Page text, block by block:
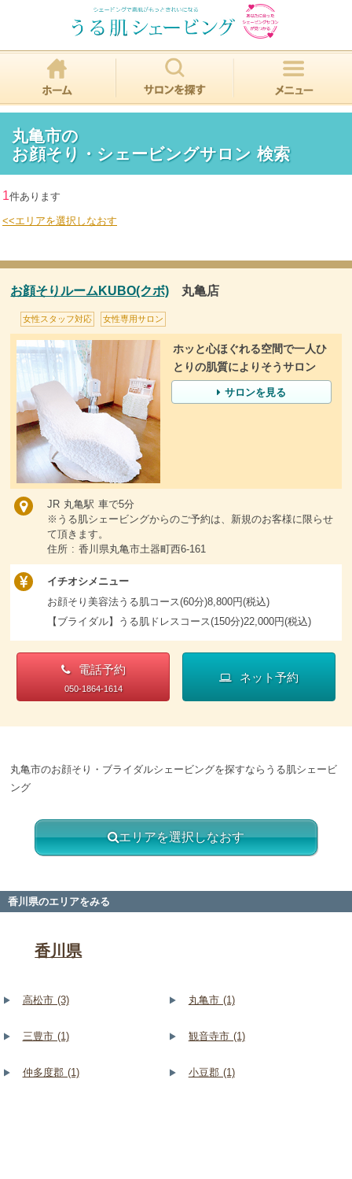
丸亀市の
お顔そり・シェービングサロン 検索
1件あります
<<エリアを選択しなおす
お顔そりルームKUBO(クボ) 丸亀店
女性スタッフ対応 女性専用サロン
ホッと心ほぐれる空間で一人ひ
とりの肌質によりそうサロン
サロンを見る
JR 丸亀駅 車で5分
※うる肌シェービングからのご予約は、新規のお客様に限らせ
て頂きます。
住所 : 香川県丸亀市土器町西6-161
イチオシメニュー
お顔そり美容法うる肌コース(60分)8,800円(税込)
【ブライダル】うる肌ドレスコース(150分)22,000円(税込)
電話予約
050-1864-1614
ネット予約
丸亀市のお顔そり・ブライダルシェービングを探すならうる肌シェービ
ング
エリアを選択しなおす
香川県のエリアをみる
香川県
高松市 (3) 丸亀市 (1)
三豊市 (1) 観音寺市 (1)
仲多度郡 (1) 小豆郡 (1)